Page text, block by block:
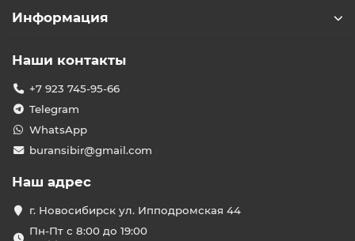
Информация
Наши контакты
+7 923 745-95-66
Telegram
WhatsApp
buransibir@gmail.com
Наш адрес
г. Новосибирск ул. Ипподромская 44
Пн-Пт с 8:00 до 19:00